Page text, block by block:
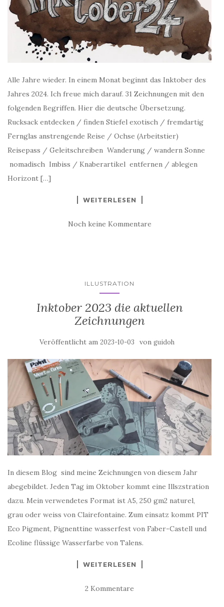
Alle Jahre wieder. In einem Monat beginnt das Inktober des
Jahres 2024. Ich freue mich darauf. 31 Zeichnungen mit den
folgenden Begriffen. Hier die deutsche Übersetzung.
Rucksack entdecken / finden Stiefel exotisch / fremdartig
Fernglas anstrengende Reise / Ochse (Arbeitstier)
Reisepass / Geleitschreiben Wanderung / wandern Sonne
nomadisch Imbiss / Knaberartikel entfernen / ablegen
Horizont […]
WEITERLESEN
Noch keine Kommentare
ILLUSTRATION
Inktober 2023 die aktuellen
Zeichnungen
Veröffentlicht am 2023-10-03 von guidoh
In diesem Blog sind meine Zeichnungen von diesem Jahr
abegebildet. Jeden Tag im Oktober kommt eine Illszstration
dazu. Mein verwendetes Format ist A5, 250 gm2 naturel,
grau oder weiss von Clairefontaine. Zum einsatz kommt PIT
Eco Pigment, Pignenttine wasserfest von Faber-Castell und
Ecoline flüssige Wasserfarbe von Talens.
WEITERLESEN
2 Kommentare